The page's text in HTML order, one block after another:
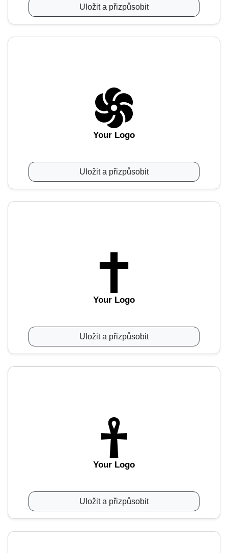
Uložit a přizpůsobit
Your Logo
Uložit a přizpůsobit
Your Logo
Uložit a přizpůsobit
Your Logo
Uložit a přizpůsobit